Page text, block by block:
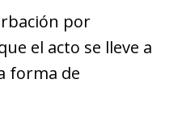
por
el acto se lleve a
forma de